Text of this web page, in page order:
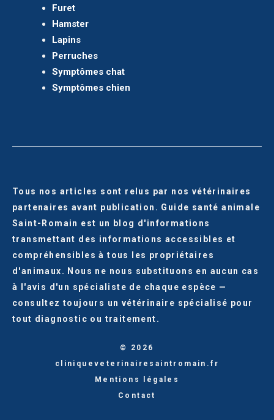
Furet
Hamster
Lapins
Perruches
Symptômes chat
Symptômes chien
Tous nos articles sont relus par nos vétérinaires
partenaires avant publication. Guide santé animale
Saint-Romain est un blog d'informations
transmettant des informations accessibles et
compréhensibles à tous les propriétaires
d'animaux. Nous ne nous substituons en aucun cas
à l'avis d'un spécialiste de chaque espèce —
consultez toujours un vétérinaire spécialisé pour
tout diagnostic ou traitement.
© 2026
cliniqueveterinairesaintromain.fr
Mentions légales
Contact